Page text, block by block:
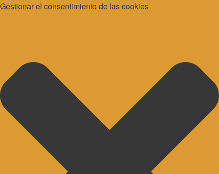
Gestionar el consentimiento de las cookies